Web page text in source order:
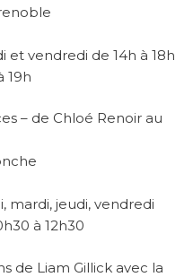
et vendredi de 14h à 18h
19h
– de Chloé Renoir au
mardi, jeudi, vendredi
à 12h30
de Liam Gillick avec la